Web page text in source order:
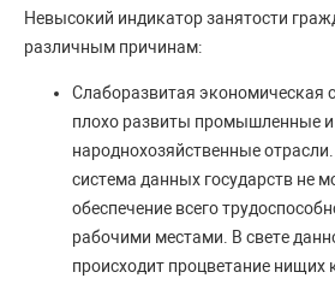
Невысокий индикатор занятости
различным причинам:
Слаборазвитая экономическая
плохо развиты промышленные и
народнохозяйственные
система данных государств не
обеспечение всего
рабочими местами. В свете
происходит процветание нищих